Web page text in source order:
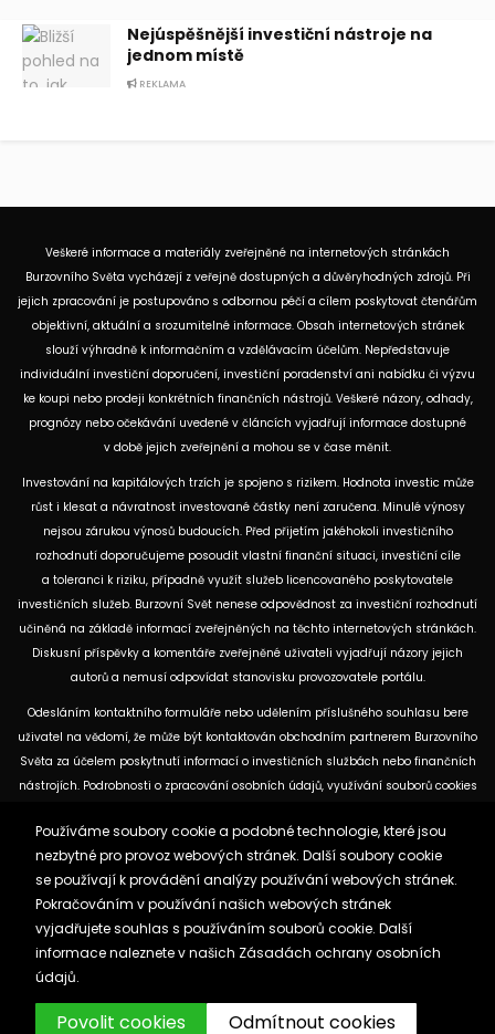
Nejúspěšnější investiční nástroje na
jednom místě
REKLAMA
Veškeré informace a materiály zveřejněné na internetových stránkách
Burzovního Světa vycházejí z veřejně dostupných a důvěryhodných zdrojů. Při
jejich zpracování je postupováno s odbornou péčí a cílem poskytovat čtenářům
objektivní, aktuální a srozumitelné informace. Obsah internetových stránek
slouží výhradně k informačním a vzdělávacím účelům. Nepředstavuje
individuální investiční doporučení, investiční poradenství ani nabídku či výzvu
ke koupi nebo prodeji konkrétních finančních nástrojů. Veškeré názory, odhady,
prognózy nebo očekávání uvedené v článcích vyjadřují informace dostupné
v době jejich zveřejnění a mohou se v čase měnit.
Investování na kapitálových trzích je spojeno s rizikem. Hodnota investic může
růst i klesat a návratnost investované částky není zaručena. Minulé výnosy
nejsou zárukou výnosů budoucích. Před přijetím jakéhokoli investičního
rozhodnutí doporučujeme posoudit vlastní finanční situaci, investiční cíle
a toleranci k riziku, případně využít služeb licencovaného poskytovatele
investičních služeb. Burzovní Svět nenese odpovědnost za investiční rozhodnutí
učiněná na základě informací zveřejněných na těchto internetových stránkách.
Diskusní příspěvky a komentáře zveřejněné uživateli vyjadřují názory jejich
autorů a nemusí odpovídat stanovisku provozovatele portálu.
Odesláním kontaktního formuláře nebo udělením příslušného souhlasu bere
uživatel na vědomí, že může být kontaktován obchodním partnerem Burzovního
Světa za účelem poskytnutí informací o investičních službách nebo finančních
nástrojích. Podrobnosti o zpracování osobních údajů, využívání souborů cookies
dostupných na těchto internetových stránkách. U jednotlivých článků mohou
být uvedeny informace o použitých zdrojích, datu původní analýzy nebo datu,
ke kterému se vztahují uvedené tržní údaje.
Zásady ochrany osobních údajů a cookies
Reklama
Burzovnisvet.cz © 2026
Používáme soubory cookie a podobné technologie, které jsou
nezbytné pro provoz webových stránek. Další soubory cookie
se používají k provádění analýzy používání webových stránek.
Pokračováním v používání našich webových stránek
vyjadřujete souhlas s používáním souborů cookie. Další
informace naleznete v našich Zásadách ochrany osobních
údajů.
Povolit cookies Odmítnout cookies